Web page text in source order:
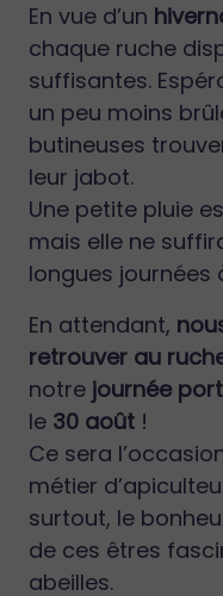
En vue d’un
chaque ruche
suffisantes.
un peu moins
butineuses
leur jabot.
Une petite pluie
mais elle ne
longues journées
En attendant,
retrouver au
notre journée
le 30 août !
Ce sera
métier
surtout, le
de ces êtres
abeilles.